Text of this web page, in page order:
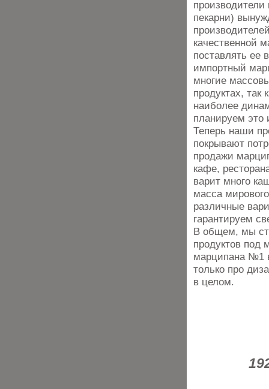
пекарни)
качественной
поставлять ее
импортный
многие
продуктах,
наиболее
планируем это
Теперь наши
покрывают
продажи
кафе,
варит много
масса
различные
гарантируем
В общем, мы
продуктов под
марципана №1
только про
в целом.